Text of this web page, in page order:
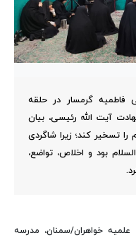
گرمسار در حلقه
آیت الله رئیسی، بیان
تسخیر کند؛ زیرا شاگردی
بود و اخلاص، تواضع،
خواهران/سمنان، مدرسه